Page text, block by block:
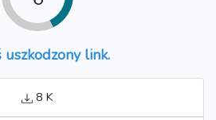
uszkodzony link.
8 K